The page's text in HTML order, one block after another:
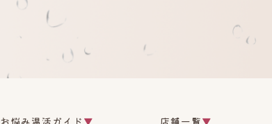
お悩み温活ガイド ▼ 店舗一覧▼